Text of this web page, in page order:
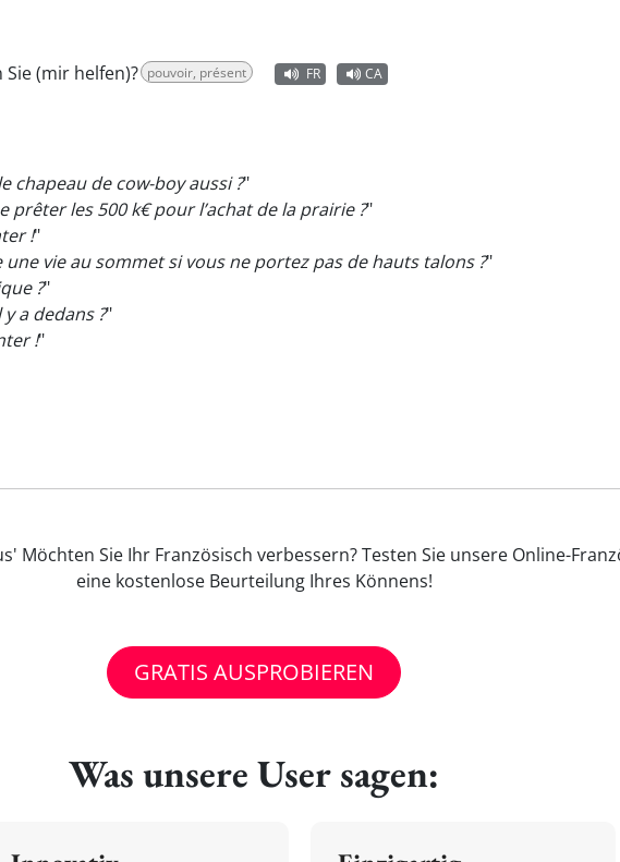
Sie (mir helfen)? pouvoir, présent FR CA
chapeau de cow-boy aussi ?"
prêter les 500 k€ pour l’achat de la prairie ?"
!"
vie au sommet si vous ne portez pas de hauts talons ?"
?"
a dedans ?"
!"
Möchten Sie Ihr Französisch verbessern? Testen Sie unsere Online-
eine kostenlose Beurteilung Ihres Könnens!
GRATIS AUSPROBIEREN
Was unsere User sagen: